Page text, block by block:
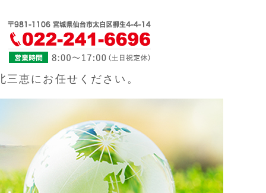
三恵｜仙台市
恵にお任せください。